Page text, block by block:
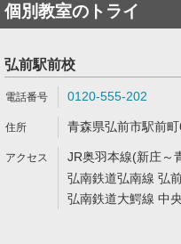
個別教室のトライ
弘前駅前校
0120-555-202
青森県弘前市駅前
JR奥羽本線(新庄～
弘南鉄道弘南線 弘
弘南鉄道大鰐線 中